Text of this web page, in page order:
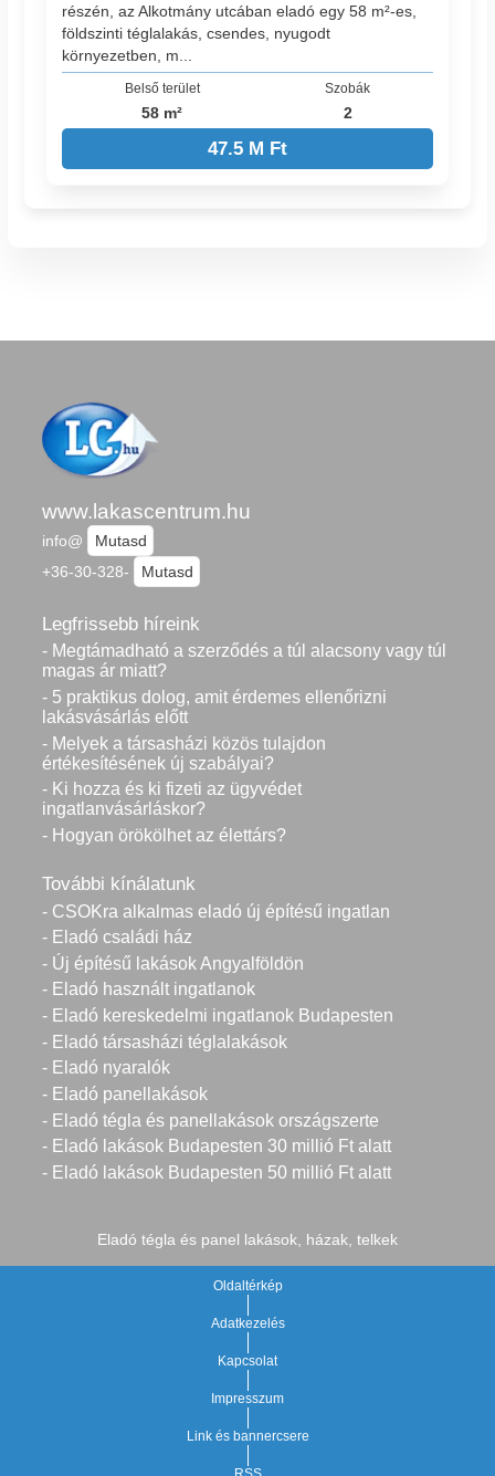
részén, az Alkotmány utcában eladó egy 58 m²-es,
földszinti téglalakás, csendes, nyugodt
környezetben, m...
Belső terület
58 m²
Szobák
2
47.5 M Ft
www.lakascentrum.hu
info@
Mutasd
+36-30-328-
Mutasd
Legfrissebb híreink
- Megtámadható a szerződés a túl alacsony vagy túl
magas ár miatt?
- 5 praktikus dolog, amit érdemes ellenőrizni
lakásvásárlás előtt
- Melyek a társasházi közös tulajdon
értékesítésének új szabályai?
- Ki hozza és ki fizeti az ügyvédet
ingatlanvásárláskor?
- Hogyan örökölhet az élettárs?
További kínálatunk
- CSOKra alkalmas eladó új építésű ingatlan
- Eladó családi ház
- Új építésű lakások Angyalföldön
- Eladó használt ingatlanok
- Eladó kereskedelmi ingatlanok Budapesten
- Eladó társasházi téglalakások
- Eladó nyaralók
- Eladó panellakások
- Eladó tégla és panellakások országszerte
- Eladó lakások Budapesten 30 millió Ft alatt
- Eladó lakások Budapesten 50 millió Ft alatt
Eladó tégla és panel lakások, házak, telkek
Oldaltérkép
Adatkezelés
Kapcsolat
Impresszum
Link és bannercsere